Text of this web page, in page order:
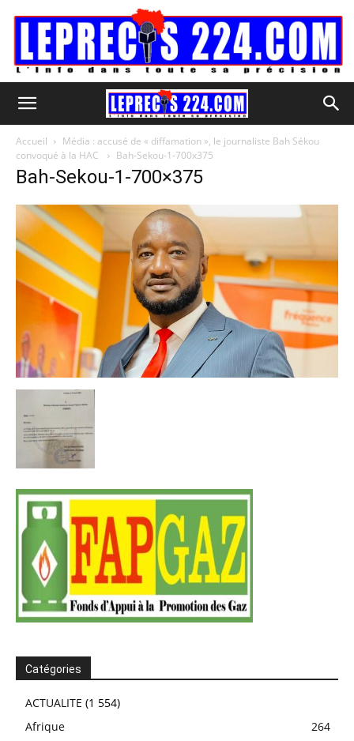
Accueil
Média : accusé de « diffamation », le journaliste Bah Sékou
convoqué à la HAC
Bah-Sekou-1-700x375
Bah-Sekou-1-700×375
Catégories
ACTUALITE (1 554)
Afrique
264